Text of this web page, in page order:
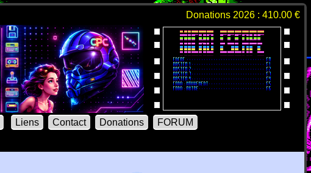
Donations 2026 : 410.00 €
Liens Contact Donations
FORUM